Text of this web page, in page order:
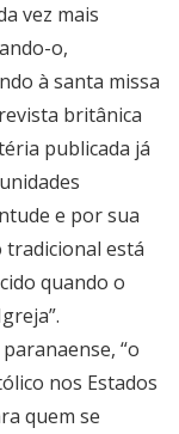
vez mais
o,
à santa missa
britânica
publicada já
e por sua
tradicional está
quando o
“o
nos Estados
quem se